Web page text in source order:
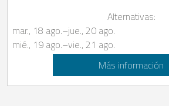
Alternativas:
mar., 18 ago.–jue., 20 ago.
mié., 19 ago.–vie., 21 ago.
Más información